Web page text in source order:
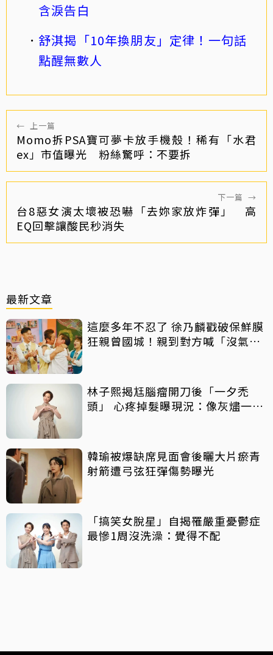
含淚告白
舒淇揭「10年換朋友」定律！一句話
點醒無數人
← 上一篇
Momo拆PSA寶可夢卡放手機殼！稀有「水君
ex」市值曝光 粉絲驚呼：不要拆
下一篇 →
台8惡女演太壞被恐嚇「去妳家放炸彈」 高
EQ回擊讓酸民秒消失
最新文章
這麼多年不忍了 徐乃麟戳破保鮮膜
狂親曾國城！親到對方喊「沒氣
林子熙揭尪腦瘤開刀後「一夕禿
頭」 心疼掉髮曝現況：像灰燼一直
韓瑜被爆缺席見面會後曬大片瘀青
射箭遭弓弦狂彈傷勢曝光
「搞笑女脫星」自揭罹嚴重憂鬱症
最慘1周沒洗澡：覺得不配